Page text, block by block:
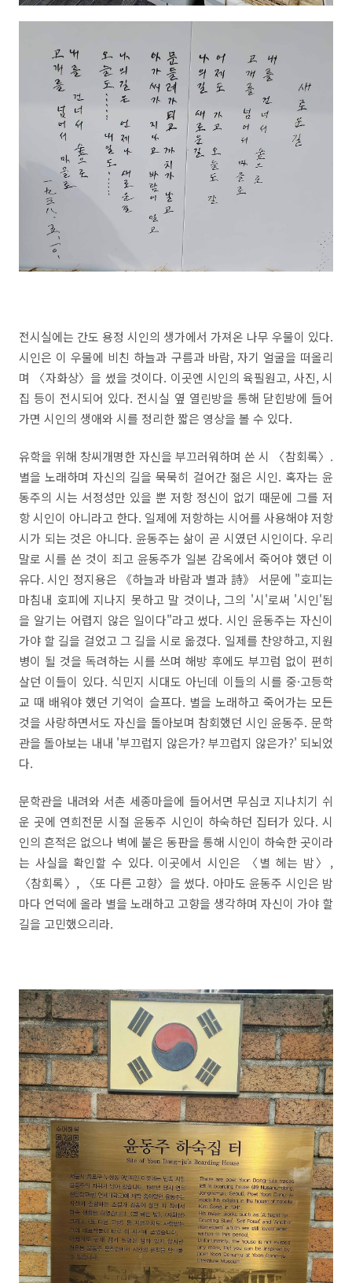
전시실에는 간도 용정 시인의 생가에서 가져온 나무 우물이 있다.
시인은 이 우물에 비친 하늘과 구름과 바람, 자기 얼굴을 떠올리
며
〈자화상〉을 썼을 것이다. 이곳엔 시인의 육필원고, 사진,시
집 등이 전시되어 있다. 전시실 옆 열린방을 통해 닫힌방에 들어
가면 시인의 생애와 시를 정리한 짧은 영상을 볼 수 있다.
유학을 위해 창씨개명한 자신을 부끄러워하며 쓴 시 〈참회록〉 .
별을 노래하며 자신의 길을 묵묵히 걸어간 젊은 시인. 혹자는 윤
동주의 시는 서정성만 있을 뿐 저항 정신이 없기 때문에 그를 저
항 시인이 아니라고 한다. 일제에 저항하는 시어를 사용해야 저항
시가 되는 것은 아니다. 윤동주는 삶이 곧 시였던 시인이다.우리
말로 시를 쓴 것이 죄고 윤동주가 일본 감옥에서 죽어야 했던 이
유다.시인 정지용은 《하늘과 바람과 별과 詩》 서문에 "호피는
마침내 호피에 지나지 못하고 말 것이나, 그의 '시'로써 '시인'됨
을 알기는 어렵지 않은 일이다"라고 썼다.시인 윤동주는 자신이
가야 할 길을 걸었고 그 길을 시로 옮겼다. 일제를 찬양하고,지원
병이 될 것을 독려하는 시를 쓰며 해방 후에도 부끄럼 없이 편히
살던 이들이 있다. 식민지 시대도 아닌데 이들의 시를 중·고등학
교 때 배워야 했던 기억이 슬프다. 별을 노래하고 죽어가는 모든
것을 사랑하면서도 자신을 돌아보며 참회했던 시인 윤동주.문학
관을 돌아보는 내내 '부끄럽지 않은가?부끄럽지 않은가?' 되뇌었
다.
문학관을 내려와 서촌 세종마을에 들어서면 무심코 지나치기 쉬
운 곳에 연희전문 시절 윤동주 시인이 하숙하던 집터가 있다.시
인의 흔적은 없으나 벽에 붙은 동판을 통해 시인이 하숙한 곳이라
는 사실을 확인할 수 있다. 이곳에서 시인은 〈별 헤는 밤〉 ,
〈참회록〉 , 〈또 다른 고향〉 을 썼다. 아마도 윤동주 시인은 밤
마다 언덕에 올라 별을 노래하고 고향을 생각하며 자신이 가야 할
길을 고민했으리라.